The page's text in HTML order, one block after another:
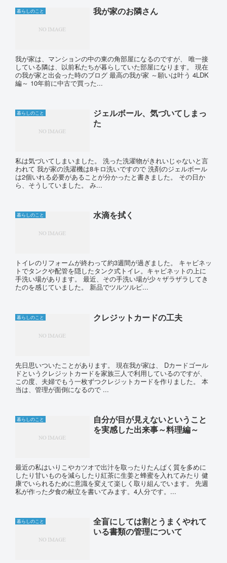
暮らしのこと 我が家のお隣さん
我が家は、マンションの中の東の角部屋になるのですが、 唯一接
している隣は、以前私たちが暮らしていた部屋になります。 現在
の我が家と出会った時のブログ 最高の我が家 ～願いは叶う 4LDK
編～ 10年前に中古で買った...
暮らしのこと
ジェルボール、気づいてしまっ
た
私は気づいてしまいました。 洗った洗濯物がきれいじゃないと言
われて 我が家の洗濯機は8キロ洗いですので 洗剤のジェルボール
は2個いれる必要があることが分かったと書きました。 その日か
ら、そうしていました。 み...
暮らしのこと 水滴を拭く
トイレのリフォームが終わって約3週間が過ぎました。 キャビネッ
トでタンクや配管を隠したタンク式トイレ。キャビネットの上に
手洗い場があります。 最近、その手洗い場が少々ザラザラしてき
たのを感じていました。 新品でツルツルピ...
暮らしのこと クレジットカードの工夫
先日思いついたことがあります。 現在我が家は、 Dカードゴール
ドというクレジットカードを家族三人で利用しているのですが、
この度、夫婦でもう一枚ずつクレジットカードを作りました。 本
当は、管理が面倒になるので ...
暮らしのこと
自分が目が見えないということ
を実感した出来事～料理編～
最近の私はいりこやカツオで出汁を取ったりたんぱく質を多めに
したり甘いものを減らしたり紅茶に生姜と蜂蜜を入れてみたり 健
康でいられるために意識を変えて楽しく取り組んでいます。 先週
私が作った夕食の献立を書いてみます。4人分です。...
暮らしのこと
全盲にしては割とうまくやれて
いる書類の管理について